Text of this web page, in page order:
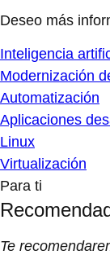
Deseo más
Inteligencia
Modernización
Automatización
Aplicaciones
Linux
Virtualización
Para ti
Te